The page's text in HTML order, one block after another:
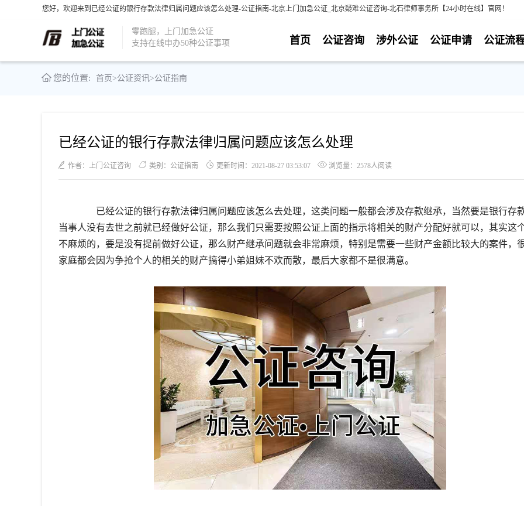
您好，欢迎来到已经公证的银行存款法律归属问题应该怎么处理-公证指南-北京上门加急公证_北京疑难公证咨询-北石律师事务所【24小时在线】官网！
零跑腿，上门加急公证
支持在线申办50种公证事项
公证流
公证申请
涉外公证
公证咨询
首页
您的位置: 首页>公证资讯>公证指南
已经公证的银行存款法律归属问题应该怎么处理
作者：上门公证咨询 类别：公证指南 更新时间：2021-08-27 03:53:07 浏览量：2578人阅读
已经公证的银行存款法律归属问题应该怎么去处理，这类问题一般都会涉及存款继承，当然要是银行存
当事人没有去世之前就已经做好公证，那么我们只需要按照公证上面的指示将相关的财产分配好就可以，其实这
不麻烦的，要是没有提前做好公证，那么财产继承问题就会非常麻烦，特别是需要一些财产金额比较大的案件，
家庭都会因为争抢个人的相关的财产搞得小弟姐妹不欢而散，最后大家都不是很满意。